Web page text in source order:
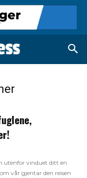
utenfor vinduet ditt en
vår gjentar den reisen